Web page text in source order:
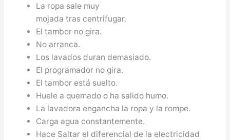
La ropa sale muy
mojada tras centrifugar.
El tambor no gira.
No arranca.
Los lavados duran demasiado.
El programador no gira.
El tambor está suelto.
Huele a quemado o ha salido humo.
La lavadora engancha la ropa y la rompe.
Carga agua constantemente.
Hace Saltar el diferencial de la electricidad